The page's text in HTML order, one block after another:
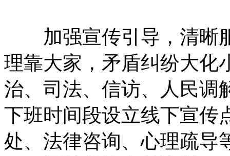
加强宣传引导，清晰
理靠大家，矛盾纠纷大化
治、司法、信访、人民调
下班时间段设立线下宣传
处、法律咨询、心理疏导